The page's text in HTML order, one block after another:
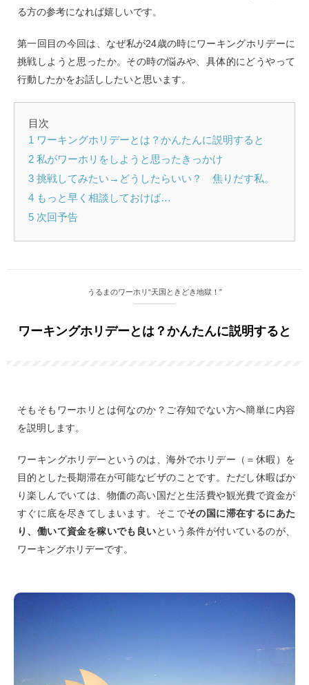
る方の参考になれば嬉しいです。
第一回目の今回は、なぜ私が24歳の時にワーキングホリデーに
挑戦しようと思ったか。その時の悩みや、具体的にどうやって
行動したかをお話ししたいと思います。
目次
1 ワーキングホリデーとは？かんたんに説明すると
2 私がワーホリをしようと思ったきっかけ
3 挑戦してみたい→どうしたらいい？ 焦りだす私。
4 もっと早く相談しておけば…
5 次回予告
うるまのワーホリ“天国ときどき地獄！”
ワーキングホリデーとは？かんたんに説明すると
そもそもワーホリとは何なのか？ご存知でない方へ簡単に内容
を説明します。
ワーキングホリデーというのは、海外でホリデー（＝休暇）を
目的とした長期滞在が可能なビザのことです。ただし休暇ばか
り楽しんでいては、物価の高い国だと生活費や観光費で資金が
すぐに底を尽きてしまいます。そこでその国に滞在するにあた
り、働いて資金を稼いでも良いという条件が付いているのが、
ワーキングホリデーです。